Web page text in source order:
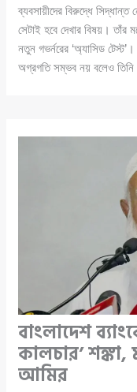
ব্যবসায়ীদের বিরুদ্ধে সিদ্ধান্ত
সেটাই হবে দেখার বিষয়। তাঁর
নতুন গভর্নরের ‘অ্যাসিড
অগ্রগতি সম্ভব নয় বলেও
বাংলাদেশ
কালচার’
আমির